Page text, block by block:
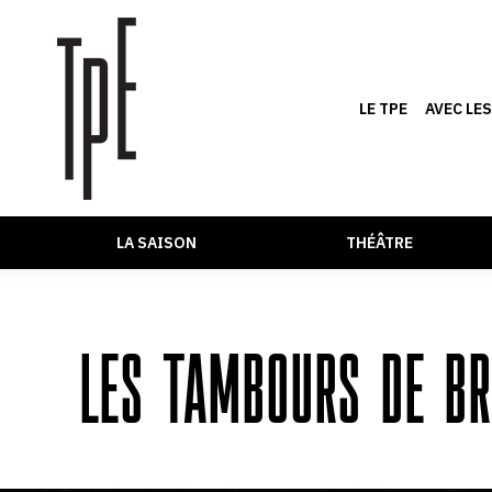
LE TPE AVEC
LA SAISON THÉÂTRE
LES TAMBOURS DE